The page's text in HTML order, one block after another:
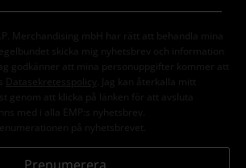
Merchandising mbH har rätt att behandla mina
skicka mig nyhetsbrev och information
godkänner att mina personuppgifter kommer att
Datasekretesspolicy
. Jag kan återkalla mitt
genom att klicka på länken för att avsluta
med i alla EMP:s nyhetsbrev.
på nyhetsbrevet.